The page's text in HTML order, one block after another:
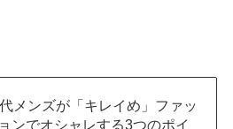
メンズが「キレイめ」ファッ
ンでオシャレする3つのポイ